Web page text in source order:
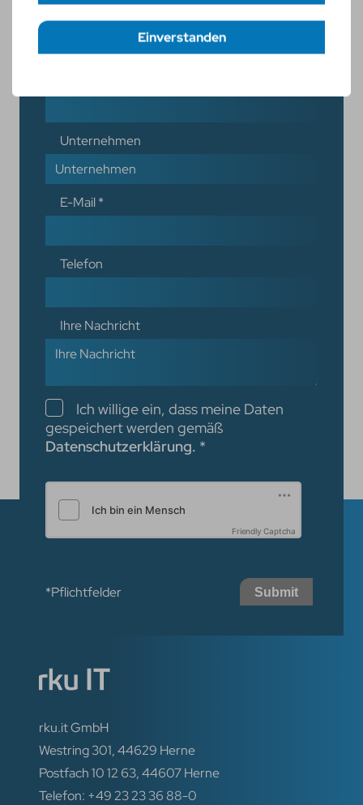
Vorname*
Unternehmen
E-Mail*
Telefon
Ihre Nachricht
Checkboxen
Ich willige ein, dass meine Daten
gespeichert werden gemäß
Datenschutzerklärung. *
Friendly Captcha
*Pflichtfelder Submit
rku.it GmbH
Westring 301, 44629 Herne
Postfach 10 12 63, 44607 Herne
Telefon: +49 23 23 36 88-0
Einstellungen speichern
Einverstanden